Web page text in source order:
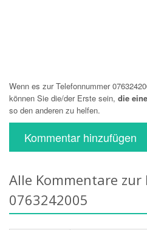
Wenn es zur Telefonnummer
können Sie die/der Erste sein, die
so den anderen zu helfen.
Kommentar hinzufügen
Alle Kommentare zur
0763242005